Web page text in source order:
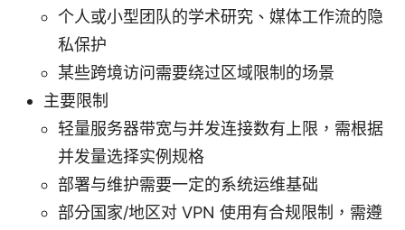
个人或小型团队的学术研究、媒体工作流的隐
私保护
某些跨境访问需要绕过区域限制的场景
主要限制
轻量服务器带宽与并发连接数有上限，需根据
并发量选择实例规格
部署与维护需要一定的系统运维基础
部分国家/地区对 VPN 使用有合规限制，需遵